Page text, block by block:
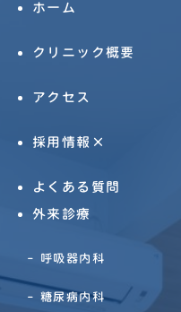
ホーム
クリニック概要
アクセス
採用情報×
よくある質問
外来診療
呼吸器内科
糖尿病内科